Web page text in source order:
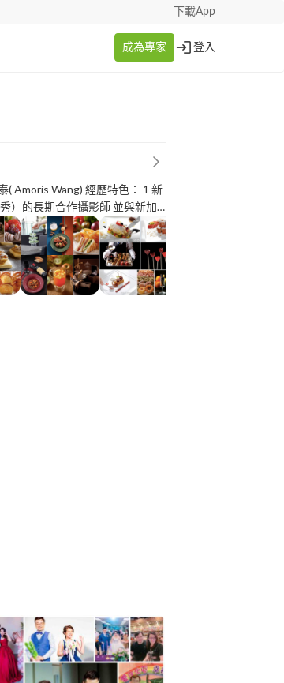
下載App
成為專家 登入
）的長期合作攝影師 並與新加
名廚）合作出版
台灣第一位出版美
出版“拍出好味道—美食攝影36